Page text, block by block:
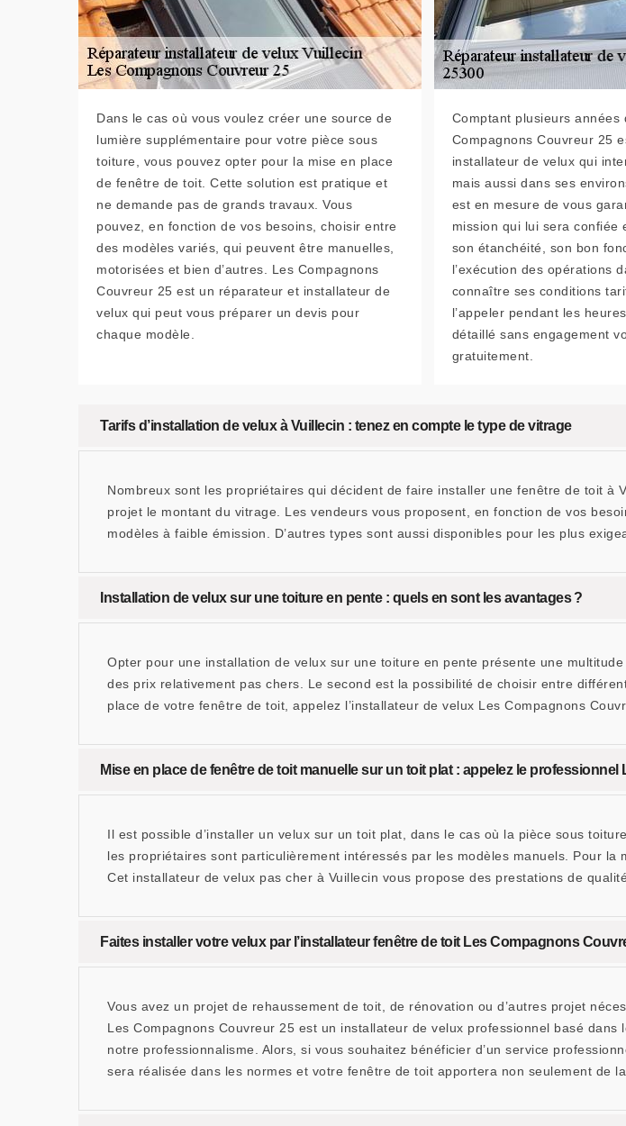
Dans le cas où vous voulez créer une source de
lumière supplémentaire pour votre pièce sous
toiture, vous pouvez opter pour la mise en place
de fenêtre de toit. Cette solution est pratique et
ne demande pas de grands travaux. Vous
pouvez, en fonction de vos besoins, choisir entre
des modèles variés, qui peuvent être manuelles,
motorisées et bien d’autres. Les Compagnons
Couvreur 25 est un réparateur et installateur de
velux qui peut vous préparer un devis pour
chaque modèle.
Comptant plusieurs années
Compagnons Couvreur 25
installateur de velux qui
mais aussi dans ses
est en mesure de vous
mission qui lui sera confiée
son étanchéité, son bon
l’exécution des opérations
connaître ses conditions
l’appeler pendant les
détaillé sans engagement
gratuitement.
Tarifs d’installation de velux à Vuillecin : tenez en compte le type de vitrage
Nombreux sont les propriétaires qui décident de faire installer une fenêtre de toit
projet le montant du vitrage. Les vendeurs vous proposent, en fonction de vos
modèles à faible émission. D’autres types sont aussi disponibles pour les plus
Installation de velux sur une toiture en pente : quels en sont les avantages ?
Opter pour une installation de velux sur une toiture en pente présente une
des prix relativement pas chers. Le second est la possibilité de choisir entre
place de votre fenêtre de toit, appelez l’installateur de velux Les Compagnons
Mise en place de fenêtre de toit manuelle sur un toit plat : appelez le
Il est possible d’installer un velux sur un toit plat, dans le cas où la pièce sous
les propriétaires sont particulièrement intéressés par les modèles manuels. Pour
Cet installateur de velux pas cher à Vuillecin vous propose des prestations de
Faites installer votre velux par l’installateur fenêtre de toit Les Compagnons
Vous avez un projet de rehaussement de toit, de rénovation ou d’autres projet
Les Compagnons Couvreur 25 est un installateur de velux professionnel basé
notre professionnalisme. Alors, si vous souhaitez bénéficier d’un service
sera réalisée dans les normes et votre fenêtre de toit apportera non seulement de